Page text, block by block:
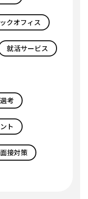
クオフィス
就活サービス
選考
ト
面接対策